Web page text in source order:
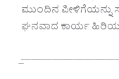
ಮುಂದಿನ ಪೀಳಿಗೆಯನ್ನು
ಘನವಾದ ಕಾರ್ಯ